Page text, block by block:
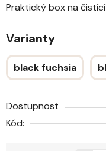
Praktický box na
Varianty
black fuchsia
Dostupnost
Kód: